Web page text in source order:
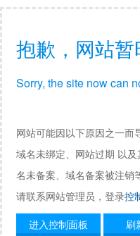
抱歉，网站
Sorry, the site now can
网站可能因以下原因之一而
域名未绑定、网站过期 以
名未备案、域名备案被注销
请联系网站管理员，登录控
进入控制面板
刷